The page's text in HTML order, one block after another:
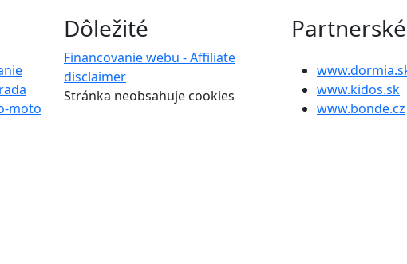
moto
Dôležité
Financovanie webu - Affiliate
disclaimer
Stránka neobsahuje cookies
www.kidos.sk
www.bonde.cz